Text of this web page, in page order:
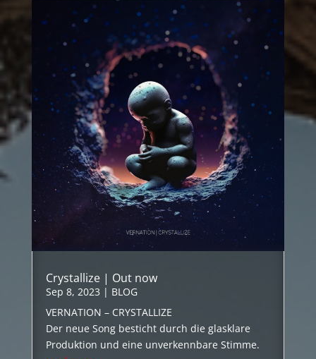
Crystallize | Out now
Sep 8, 2023 | BLOG
VERNATION – CRYSTALLIZE
Der neue Song besticht durch die glasklare
Produktion und eine unverkennbare Stimme.